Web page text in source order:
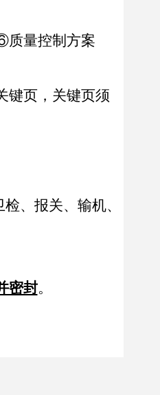
量控制方案
键页， 关键页须
、报关、输机、
密封。